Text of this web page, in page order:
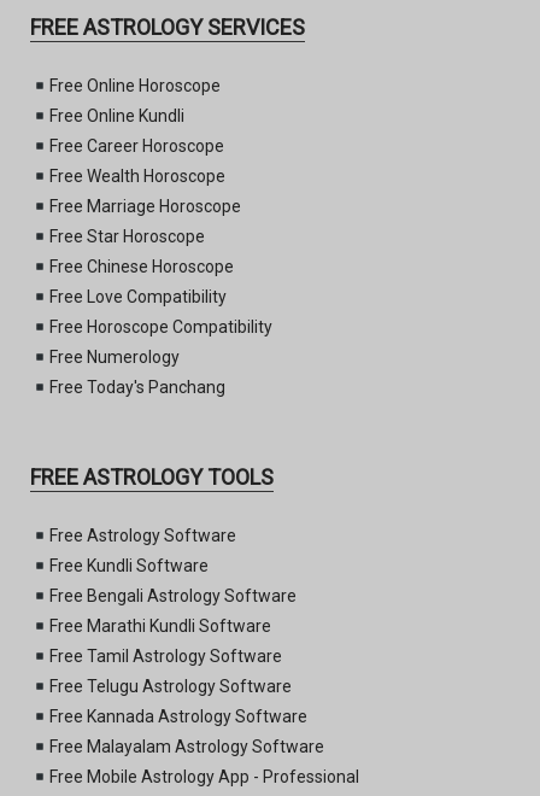
FREE ASTROLOGY SERVICES
Free Online Horoscope
Free Online Kundli
Free Career Horoscope
Free Wealth Horoscope
Free Marriage Horoscope
Free Star Horoscope
Free Chinese Horoscope
Free Love Compatibility
Free Horoscope Compatibility
Free Numerology
Free Today's Panchang
FREE ASTROLOGY TOOLS
Free Astrology Software
Free Kundli Software
Free Bengali Astrology Software
Free Marathi Kundli Software
Free Tamil Astrology Software
Free Telugu Astrology Software
Free Kannada Astrology Software
Free Malayalam Astrology Software
Free Mobile Astrology App - Professional